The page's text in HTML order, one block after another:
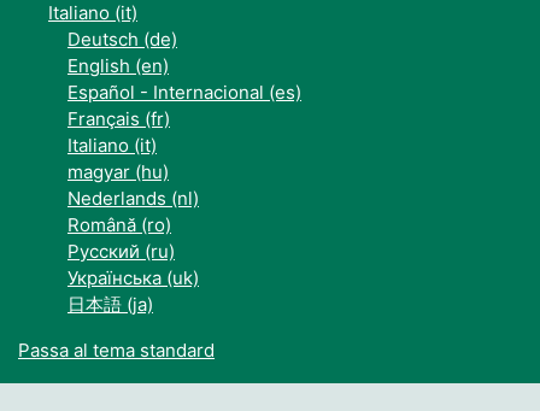
Italiano ‎(it)‎
Deutsch ‎(de)‎
English ‎(en)‎
Español - Internacional ‎(es)‎
Français ‎(fr)‎
Italiano ‎(it)‎
magyar ‎(hu)‎
Nederlands ‎(nl)‎
Română ‎(ro)‎
Русский ‎(ru)‎
Українська ‎(uk)‎
日本語 ‎(ja)‎
Passa al tema standard